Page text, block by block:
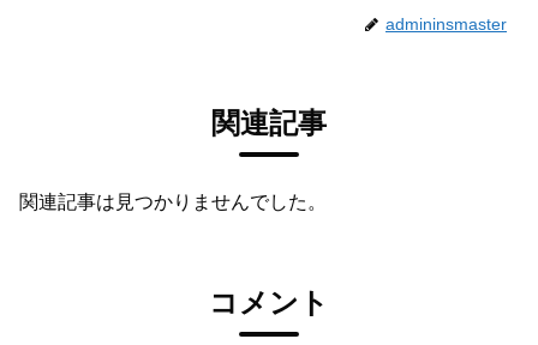
admininsmaster
関連記事
関連記事は見つかりませんでした。
コメント